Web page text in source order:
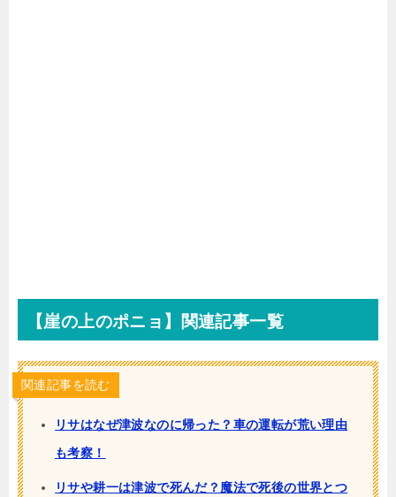
【崖の上のポニョ】関連記事一覧
関連記事を読む
リサはなぜ津波なのに帰った？車の運転が荒い理由
も考察！
リサや耕一は津波で死んだ？魔法で死後の世界とつ